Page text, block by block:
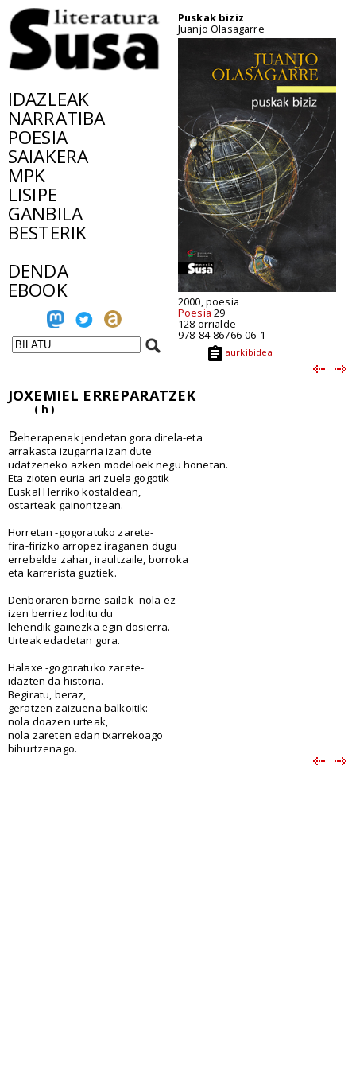
IDAZLEAK
NARRATIBA
POESIA
SAIAKERA
MPK
LISIPE
GANBILA
BESTERIK
DENDA
EBOOK
Puskak biziz
Juanjo Olasagarre
2000, poesia
Poesia 29
128 orrialde
978-84-86766-06-1
aurkibidea
JOXEMIEL ERREPARATZEK
( h )
Beherapenak jendetan gora direla-eta
arrakasta izugarria izan dute
udatzeneko azken modeloek negu honetan.
Eta zioten euria ari zuela gogotik
Euskal Herriko kostaldean,
ostarteak gainontzean.
Horretan -gogoratuko zarete-
fira-firizko arropez iraganen dugu
errebelde zahar, iraultzaile, borroka
eta karrerista guztiek.
Denboraren barne sailak -nola ez-
izen berriez loditu du
lehendik gainezka egin dosierra.
Urteak edadetan gora.
Halaxe -gogoratuko zarete-
idazten da historia.
Begiratu, beraz,
geratzen zaizuena balkoitik:
nola doazen urteak,
nola zareten edan txarrekoago
bihurtzenago.